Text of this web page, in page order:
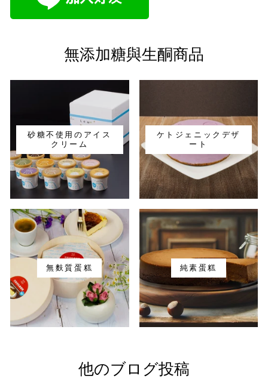
無添加糖與生酮商品
砂糖不使用のアイス
クリーム
ケトジェニックデザ
ート
無麩質蛋糕 純素蛋糕
他のブログ投稿